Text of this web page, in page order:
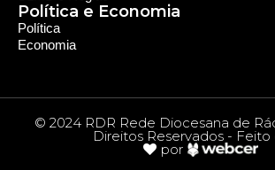
Política e Economia
Política
Economia
© 2024 RDR Rede Diocesana de
Direitos Reservados - Feito
por